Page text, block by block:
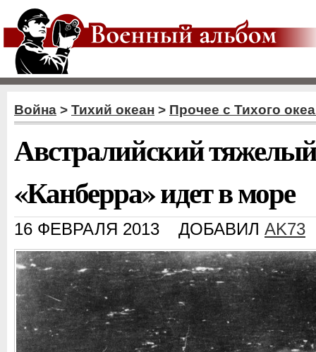
Война > Тихий океан > Прочее с Тихого
Австралийский
«Канберра» идет в море
16 ФЕВРАЛЯ 2013 ДОБАВИЛ AK73